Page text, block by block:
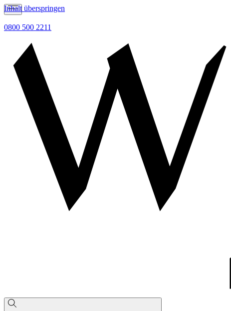
Inhalt überspringen
0800 500 2211